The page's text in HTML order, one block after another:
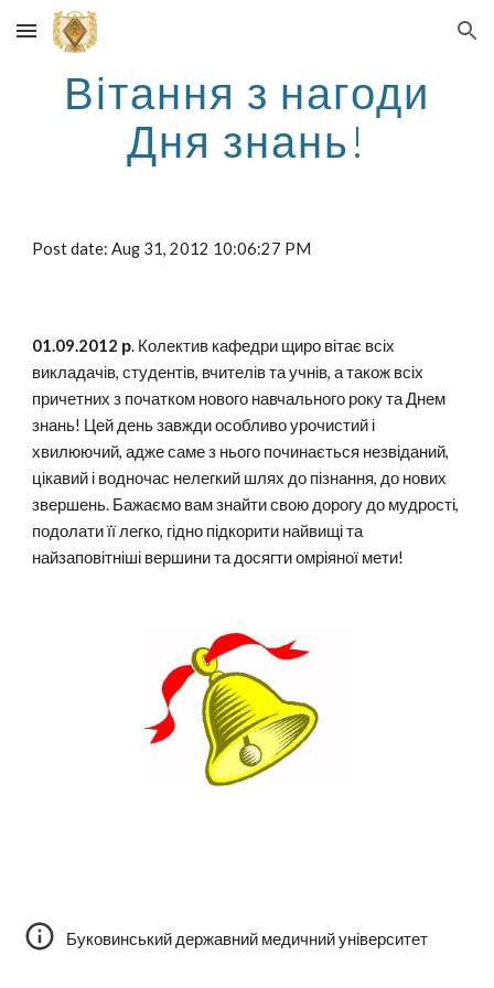
Skip to main content Skip to navigation
Вітання з нагоди
Дня знань!
Post date: Aug 31, 2012 10:06:27 PM
01.09.2012 р. Колектив кафедри щиро вітає всіх
викладачів, студентів, вчителів та учнів, а також всіх
причетних з початком нового навчального року та Днем
знань! Цей день завжди особливо урочистий і
хвилюючий, адже саме з нього починається незвіданий,
цікавий і водночас нелегкий шлях до пізнання, до нових
звершень. Бажаємо вам знайти свою дорогу до мудрості,
подолати її легко, гідно підкорити найвищі та
найзаповітніші вершини та досягти омріяної мети!
Буковинський державний медичний університет